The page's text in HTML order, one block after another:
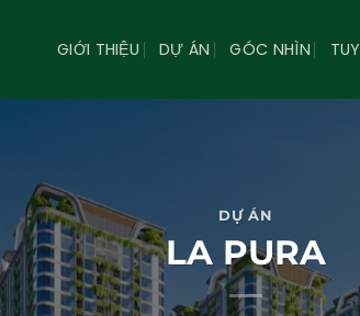
GIỚI THIỆU DỰ ÁN GÓC NHÌN
DỰ ÁN
LA PURA